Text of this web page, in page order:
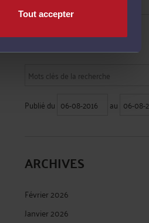
Tout accepter
RECHERCHE
Publié du au
ARCHIVES
Février 2026
Janvier 2026